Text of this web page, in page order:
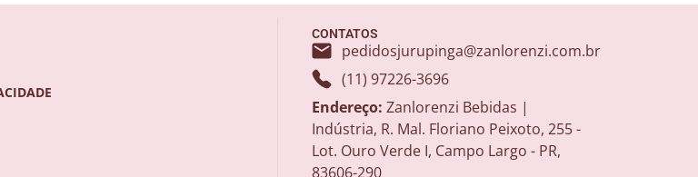
CONTATOS
pedidosjurupinga@zanlorenzi.com.br
(11) 97226-3696
Endereço: Zanlorenzi Bebidas |
Indústria, R. Mal. Floriano Peixoto, 255 -
Lot. Ouro Verde I, Campo Largo - PR,
83606-290